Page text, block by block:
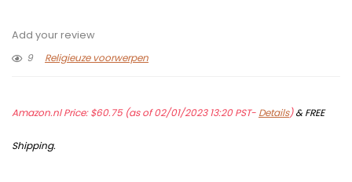
Add your review
9
Religieuze voorwerpen
Amazon.nl Price:$60.75(as of 02/01/2023 13:20 PST- Details)&FREE
Shipping.